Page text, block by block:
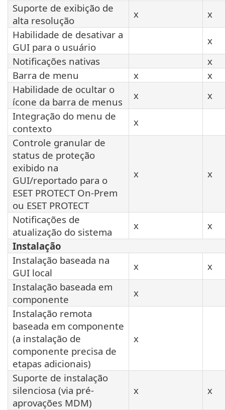
Suporte de exibição de
alta resolução
x
x
Habilidade de desativar a
GUI para o usuário
x
Notificações nativas
x
Barra de menu
x
x
Habilidade de ocultar o
ícone da barra de menus
x
x
Integração do menu de
contexto
x
Controle granular de
status de proteção
exibido na
GUI/reportado para o
ESET PROTECT On-Prem
ou ESET PROTECT
x x
Notificações de
atualização do sistema
x
x
Instalação
Instalação baseada na
GUI local
x
x
Instalação baseada em
componente
x
Instalação remota
baseada em componente
(a instalação de
componente precisa de
etapas adicionais)
x
Suporte de instalação
silenciosa (via pré-
aprovações MDM)
x x